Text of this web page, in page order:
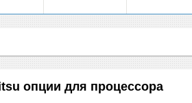
опции для процессора